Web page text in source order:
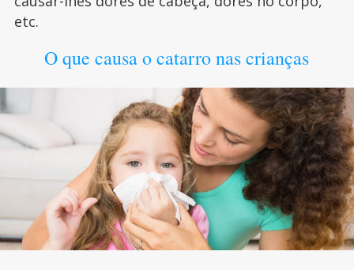
etc.
O que causa o catarro nas crianças